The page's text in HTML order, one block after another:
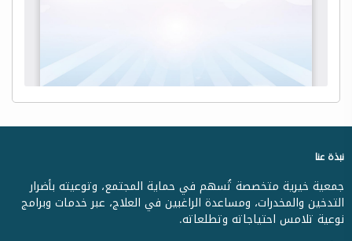
نبذة عنا
جمعية خيرية متخصصة تُسهم في حماية المجتمع، وتوعيته بأضرار
التدخين والمخدرات، ومساعدة الراغبين في العلاج، عبر خدمات وبرامج
نوعية تلامس احتياجاته وتطلعاته.